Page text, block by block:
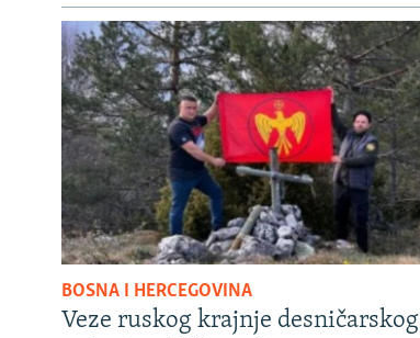
BOSNA I HERCEGOVINA
Veze ruskog krajnje desničarskog